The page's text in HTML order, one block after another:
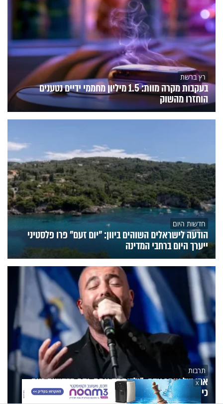
רץ ברשת
בעקבות מקרה מוות: 1.5 מיליון מחממי ידיים נטענים
הוחזרו מהשוק
חדשות היום
הודעה לישראלים השוהים ביוון: "יום זעם" פרו פלסטיני
ייערך היום ברחבי המדינה
תרבות
אמו של עומר אדם: "ילדים זה אמת, והם מבקשים כיום
כיפה וציצית"
X